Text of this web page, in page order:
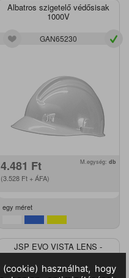
Albatros szigetelő védősisak
1000V
GAN65230
4.481 Ft
(3.528 Ft+ ÁFA)
M.egység: db
egy méret
JSP EVO VISTA LENS -
védősisak